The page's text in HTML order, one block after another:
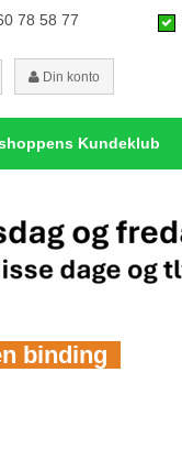
78 58 77
Din konto
Kundeklub
binding